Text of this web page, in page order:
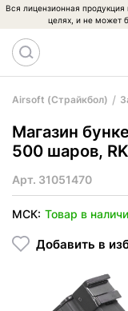
Вся лицензионная
целях, и не может
Airsoft (Страйкбол)
Магазин
500 шаров,
Арт. 31051470
МСК: Товар в
Добавить в